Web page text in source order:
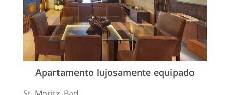
Apartamento lujosamente equipado